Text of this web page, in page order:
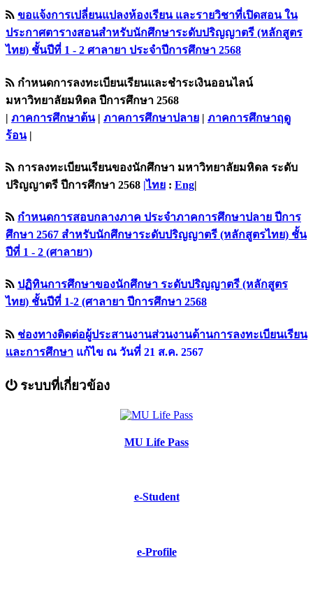
ขอแจ้งการเปลี่ยนแปลงห้องเรียน และรายวิชาที่เปิดสอน ใน
ประกาศตารางสอนสำหรับนักศึกษาระดับปริญญาตรี (หลักสูตร
ไทย) ชั้นปีที่ 1 - 2 ศาลายา ประจำปีการศึกษา 2568
กำหนดการลงทะเบียนเรียนและชำระเงินออนไลน์
มหาวิทยาลัยมหิดล ปีการศึกษา 2568
| ภาคการศึกษาต้น| ภาคการศึกษาปลาย | ภาคการศึกษาฤดู
ร้อน|
การลงทะเบียนเรียนของนักศึกษา มหาวิทยาลัยมหิดล ระดับ
ปริญญาตรี ปีการศึกษา 2568 |ไทย : Eng|
กำหนดการสอบกลางภาค ประจำภาคการศึกษาปลาย ปีการ
ศึกษา 2567 สำหรับนักศึกษาระดับปริญญาตรี (หลักสูตรไทย) ชั้น
ปีที่ 1 - 2 (ศาลายา)
ปฏิทินการศึกษาของนักศึกษา ระดับปริญญาตรี (หลักสูตร
ไทย) ชั้นปีที่ 1-2 (ศาลายา ปีการศึกษา 2568
ช่องทางติดต่อผู้ประสานงานส่วนงานด้านการลงทะเบียนเรียน
เเละการศึกษา แก้ไข ณ วันที่ 21 ส.ค. 2567
ระบบที่เกี่ยวข้อง
MU Life Pass
e-Student
e-Profile